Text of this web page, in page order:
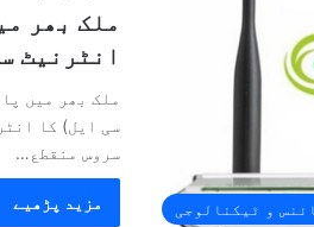
و ٹیکنالوجی
ملک بھر
انٹرنیٹ
ملک بھر میں
سی ایل) کا
سروس منقطع…
مزید پڑھیے